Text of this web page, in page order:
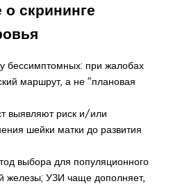
скрининге
бессимптомных: при жалобах
маршрут, а не "плановая
выявляют риск и/или
шейки матки до развития
выбора для популяционного
железы; УЗИ чаще дополняет,